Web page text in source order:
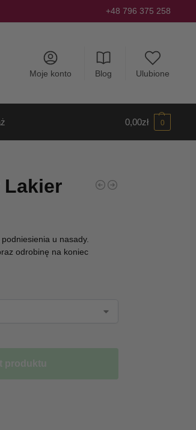
+48 796 375 258
Moje konto Blog Ulubione
0,00zł 0
Lakier
u nasady.
odrobinę na koniec
produktu